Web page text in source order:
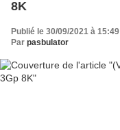
8K
Publié le 30/09/2021 à 15:49
Par pasbulator